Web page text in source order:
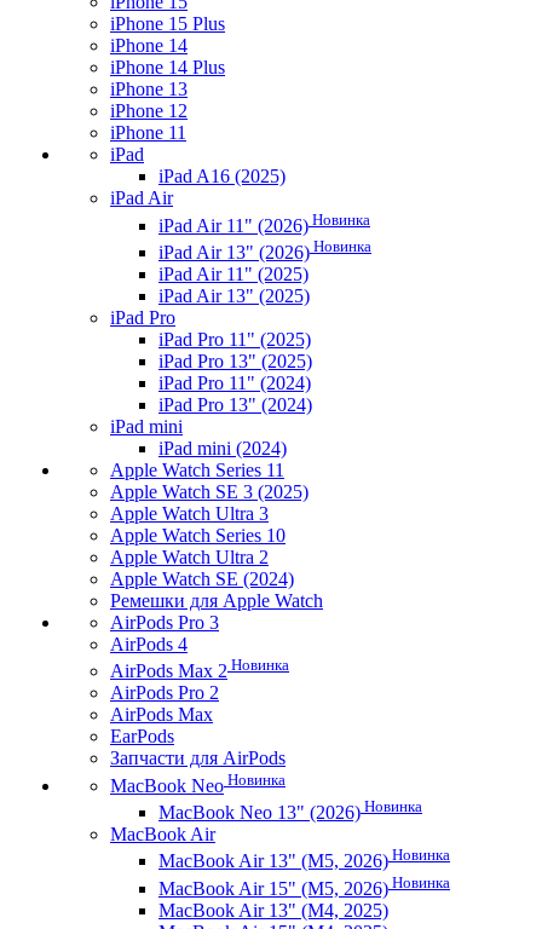
iPhone 15 Plus
iPhone 14
iPhone 14 Plus
iPhone 13
iPhone 12
iPhone 11
iPad
iPad A16 (2025)
iPad Air
iPad Air 11" (2026) Новинка
iPad Air 13" (2026) Новинка
iPad Air 11" (2025)
iPad Air 13" (2025)
iPad Pro
iPad Pro 11" (2025)
iPad Pro 13" (2025)
iPad Pro 11" (2024)
iPad Pro 13" (2024)
iPad mini
iPad mini (2024)
Apple Watch Series 11
Apple Watch SE 3 (2025)
Apple Watch Ultra 3
Apple Watch Series 10
Apple Watch Ultra 2
Apple Watch SE (2024)
Ремешки для Apple Watch
AirPods Pro 3
AirPods 4
AirPods Max 2 Новинка
AirPods Pro 2
AirPods Max
EarPods
Запчасти для AirPods
MacBook Neo Новинка
MacBook Neo 13" (2026) Новинка
MacBook Air
MacBook Air 13" (M5, 2026) Новинка
MacBook Air 15" (M5, 2026) Новинка
MacBook Air 13" (M4, 2025)